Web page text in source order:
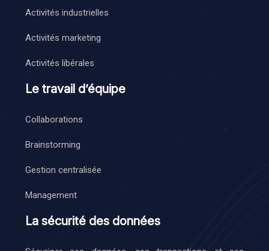
Activités industrielles
Activités marketing
Activités libérales
Le travail d’équipe
Collaborations
Brainstorming
Gestion centralisée
Management
La sécurité des données